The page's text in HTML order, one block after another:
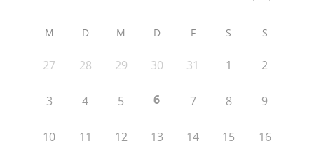
M D M D F S S
27 28 29 30 31 1 2
3 4 5 6 7 8 9
10 11 12 13 14 15 16